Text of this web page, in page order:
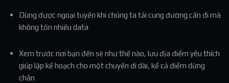
Dùng được ngoại tuyến khi chúng ta tải cung đường cần đi mà
không tốn nhiều data
Xem trước nơi bạn đến sẽ như thế nào, lưu địa điểm yêu thích
giúp lập kế hoạch cho một chuyến đi dài, kể cả điểm dừng
chân